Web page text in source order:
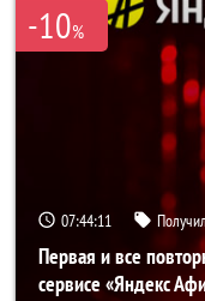
-10%
07:44:10
Первая и все
сервисе «Яндекс